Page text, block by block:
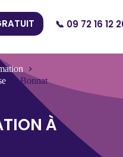
📞 09 72 16 12
Bonnat
À